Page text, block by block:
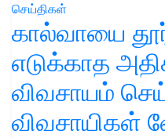
செய்திகள்
கால்வாயை
எடுக்காத
விவசாயம்
விவசாயிகள்